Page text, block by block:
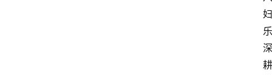
妇
乐
深
耕